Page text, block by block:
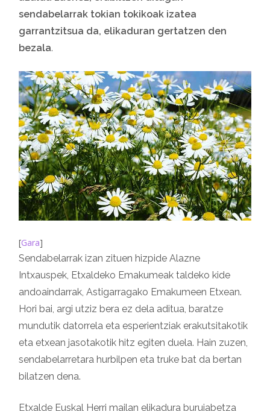
sendabelarrak tokian tokikoak izatea
garrantzitsua da, elikaduran gertatzen den
bezala.
[Gara]
Sendabelarrak izan zituen hizpide Alazne
Intxauspek, Etxaldeko Emakumeak taldeko kide
andoaindarrak, Astigarragako Emakumeen Etxean.
Hori bai, argi utziz bera ez dela aditua, baratze
mundutik datorrela eta esperientziak erakutsitakotik
eta etxean jasotakotik hitz egiten duela. Hain zuzen,
sendabelarretara hurbilpen eta truke bat da bertan
bilatzen dena.
Etxalde Euskal Herri mailan elikadura burujabetza